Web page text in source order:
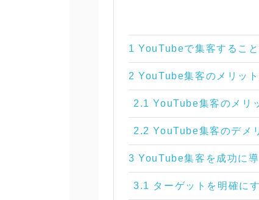
1 YouTubeで集客するこ
2 YouTube集客のメリッ
2.1 YouTube集客のメリ
2.2 YouTube集客のデメ
3 YouTube集客を成功に
3.1 ターゲットを明確に